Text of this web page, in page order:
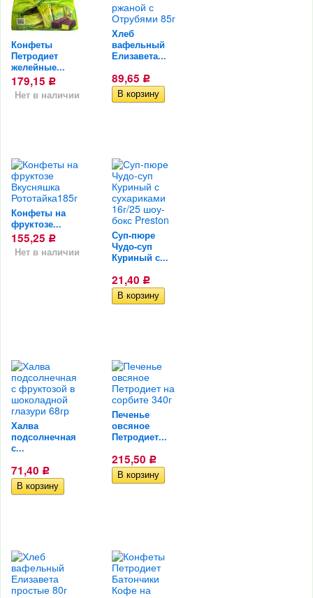
Конфеты
Петродиет
желейные...
179,15 Р
Нет в наличии
Хлеб
вафельный
Елизавета...
89,65 Р
Конфеты на
фруктозе...
155,25 Р
Нет в наличии
Суп-пюре
Чудо-суп
Куриный с...
21,40 Р
Халва
подсолнечная
с...
71,40 Р
Печенье
овсяное
Петродиет...
215,50 Р